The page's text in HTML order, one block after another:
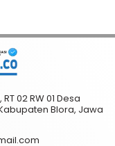
02 RW 01 Desa
Blora, Jawa